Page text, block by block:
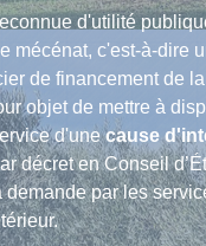
d'utilité
mécénat, c'est-à-dire
de financement de
objet de mettre à
d'unecause
décret en Conseil
demande par les